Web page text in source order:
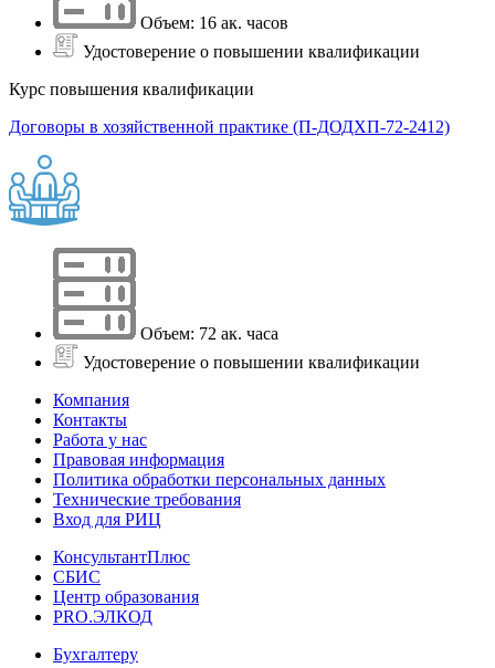
Объем: 16 ак. часов
Удостоверение о повышении квалификации
Курс повышения квалификации
Договоры в хозяйственной практике (П-ДОДХП-72-2412)
Объем: 72 ак. часа
Удостоверение о повышении квалификации
Компания
Контакты
Работа у нас
Правовая информация
Политика обработки персональных данных
Технические требования
Вход для РИЦ
КонсультантПлюс
СБИС
Центр образования
PRO.ЭЛКОД
Бухгалтеру